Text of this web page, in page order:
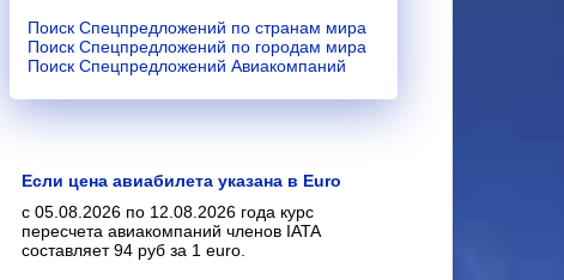
Поиск Спецпредложений по странам мира
Поиск Спецпредложений по городам мира
Поиск Спецпредложений Авиакомпаний
Если цена авиабилета указана в Euro
с 05.08.2026 по 12.08.2026 года курс
пересчета авиакомпаний членов IATA
составляет 94 руб за 1 euro.